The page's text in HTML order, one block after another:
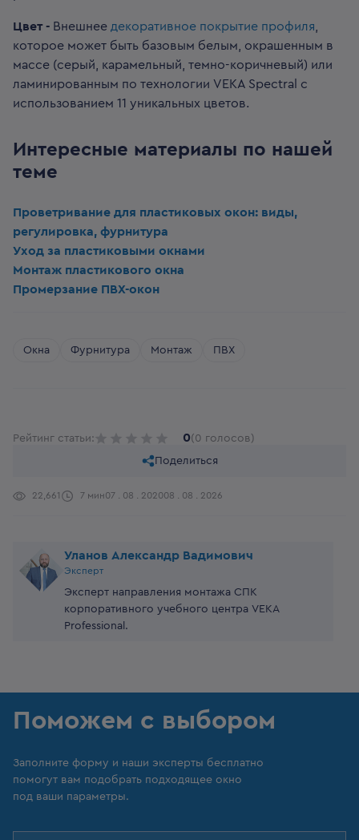
Цвет - Внешнее декоративное покрытие профиля
которое может быть базовым белым, окрашенным в
массе (серый, карамельный, темно-коричневый) или
ламинированным по технологии VEKA Spectral с
использованием 11 уникальных цветов.
Интересные материалы по нашей
теме
Проветривание для пластиковых окон: виды,
регулировка, фурнитура
Уход за пластиковыми окнами
Монтаж пластикового окна
Промерзание ПВХ-окон
Окна Фурнитура Монтаж ПВХ
Рейтинг статьи: 0(0 голосов)
Поделиться
22,661 7 мин07 . 08 . 202008 . 08 . 2026
Уланов Александр Вадимович
Эксперт
Эксперт направления монтажа СПК
корпоративного учебного центра VEKA
Professional.
Поможем с выбором
Заполните форму и наши эксперты бесплатно
помогут вам подобрать подходящее окно
под ваши параметры.